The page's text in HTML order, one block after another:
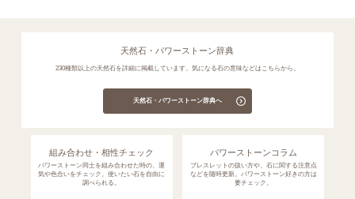
天然石・パワーストーン辞典
230種類以上の天然石を詳細に掲載しています。気になる石の意味などはこちらから。
天然石・パワーストーン辞典へ
組み合わせ・相性チェック
パワーストーン同士を組み合わせた時の、運
気や色合いをチェック。使いたい石を自由に
調べられる。
パワーストーンコラム
ブレスレットの扱い方や、石に関する注意点
などを随時更新。パワーストーン好きの方は
要チェック。